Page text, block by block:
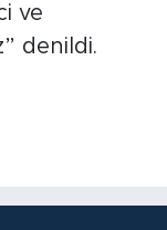
ve
denildi.